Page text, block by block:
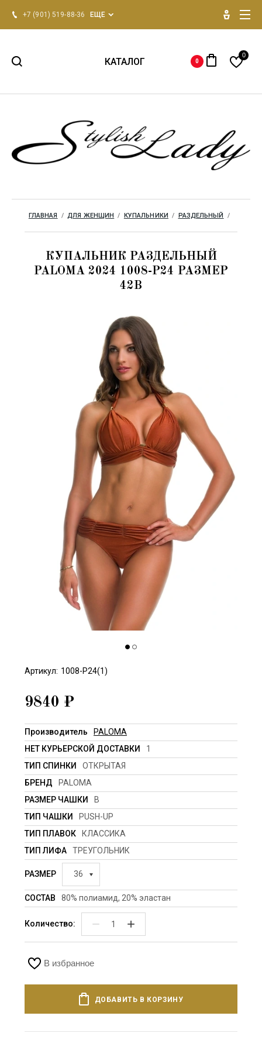
+7 (901) 519-88-36 ЕЩЕ
КАТАЛОГ
Для женщин
Одежда для дома
Бренды
0
0
ГЛАВНАЯ
  /
ДЛЯ ЖЕНЩИН
  /
КУПАЛЬНИКИ
  /
РАЗДЕЛЬНЫЙ
  /
КУПАЛЬНИК РАЗДЕЛЬНЫЙ
PALOMA 2024 1008-P24 РАЗМЕР
42B
Артикул: 1008-P24(1)
9840 ₽
Производитель
PALOMA
НЕТ КУРЬЕРСКОЙ ДОСТАВКИ
1
ТИП СПИНКИ
ОТКРЫТАЯ
БРЕНД
PALOMA
РАЗМЕР ЧАШКИ
B
ТИП ЧАШКИ
PUSH-UP
ТИП ПЛАВОК
КЛАССИКА
ТИП ЛИФА
ТРЕУГОЛЬНИК
РАЗМЕР 36
СОСТАВ 80% полиамид, 20% эластан
Количество: − +
В избранное
ДОБАВИТЬ В КОРЗИНУ